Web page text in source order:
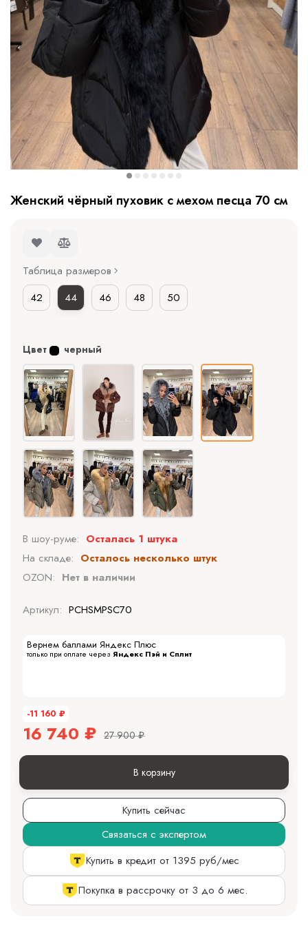
Женский чёрный пуховик с мехом песца 70 см
Таблица размеров
42
44 46 48 50
Цвет черный
В шоу-руме: Осталась 1 штука
На складе: Осталось несколько штук
OZON: Нет в наличии
Артикул: PCHSMPSC70
Вернем баллами Яндекс Плюс
только при оплате через Яндекс Пэй и Сплит
-11 160 ₽
16 740 ₽ 27 900 ₽
В корзину
Купить сейчас
Связаться с экспертом
Купить в кредит от 1395 руб/мес
Покупка в рассрочку от 3 до 6 мес.